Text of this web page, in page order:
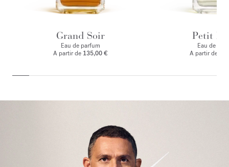
Grand Soir
Eau de parfum
A partir de 135,00 €
Petit
Eau de
A partir de